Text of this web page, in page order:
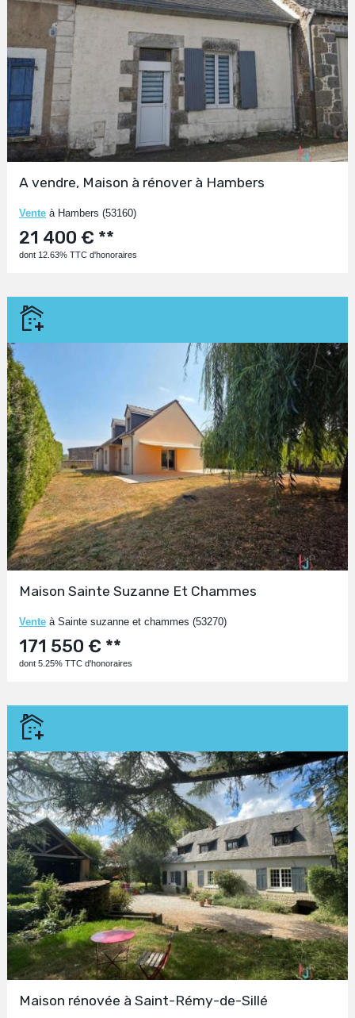
A vendre, Maison à rénover à Hambers
Venteà Hambers (53160)
21 400 € **
dont 12.63% TTC d'honoraires
Maison Sainte Suzanne Et Chammes
Venteà Sainte suzanne et chammes (53270)
171 550 € **
dont 5.25% TTC d'honoraires
Maison rénovée à Saint-Rémy-de-Sillé